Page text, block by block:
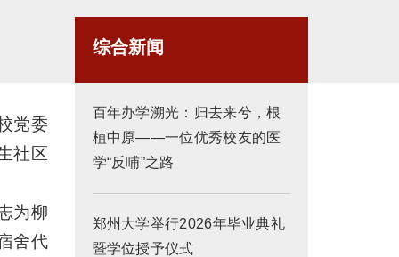
党委
社区
为柳
舍代
综合新闻
百年办学溯光：归去来兮，根
植中原——一位优秀校友的医
学“反哺”之路
郑州大学举行2026年毕业典礼
暨学位授予仪式